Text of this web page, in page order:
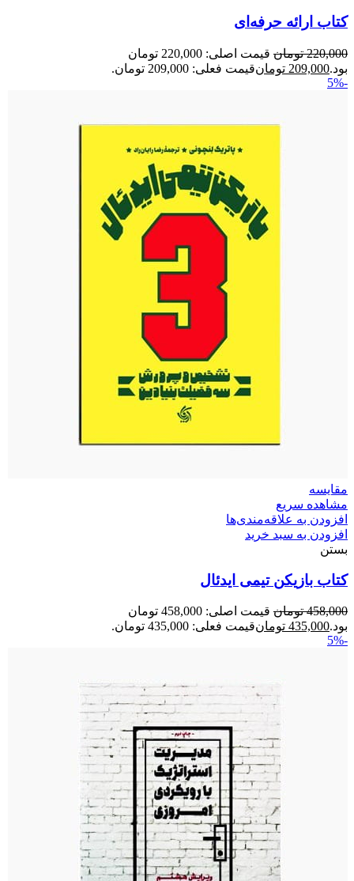
کتاب ارائه حرفه‌ای
220,000 تومان
قیمت اصلی: 220,000 تومان
بود.209,000 تومانقیمت فعلی: 209,000 تومان.
-5%
مقایسه
مشاهده سریع
افزودن به علاقه‌مندی‌ها
افزودن به سبد خرید
بستن
کتاب بازیکن تیمی ایدئال
458,000 تومان
قیمت اصلی: 458,000 تومان
بود.435,000 تومانقیمت فعلی: 435,000 تومان.
-5%